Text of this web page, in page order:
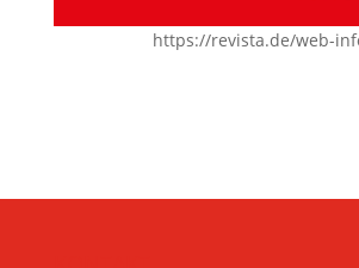
https://revista.de/web-